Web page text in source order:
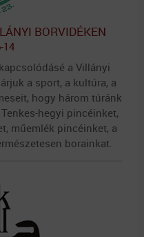
BORVIDÉKEN
14
a Villányi
a sport, a kultúra, a
hogy három túránk
hegyi pincéinket,
műemlék pincéinket, a
borainkat.